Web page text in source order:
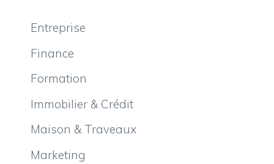
Entreprise
Finance
Formation
Immobilier & Crédit
Maison & Traveaux
Marketing